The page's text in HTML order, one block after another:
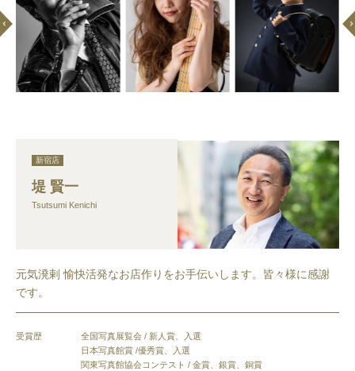
新宿店
堤 賢一
Tsutsumi Kenichi
元気溌剌 愉快活発なお店作りをお手伝いします。皆々様に感謝
です。
受賞歴
全国写真展覧会 / 新人賞、入選
日本写真館賞 /優秀賞、入選
関東写真館協会コンテスト / 金賞、銀賞、銅賞